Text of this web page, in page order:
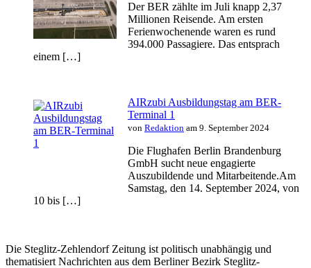
Der BER zählte im Juli knapp 2,37
Millionen Reisende. Am ersten
Ferienwochenende waren es rund
394.000 Passagiere. Das entsprach
einem […]
AIRzubi Ausbildungstag am BER-
Terminal 1
von Redaktion am 9. September 2024
Die Flughafen Berlin Brandenburg
GmbH sucht neue engagierte
Auszubildende und Mitarbeitende.Am
Samstag, den 14. September 2024, von
10 bis […]
Die Steglitz-Zehlendorf Zeitung ist politisch unabhängig und
thematisiert Nachrichten aus dem Berliner Bezirk Steglitz-